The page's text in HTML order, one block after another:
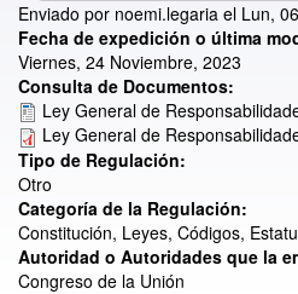
Enviado por noemi.legaria el Lun,
Fecha de expedición o última
Viernes, 24 Noviembre, 2023
Consulta de Documentos:
Ley General de
Ley General de
Tipo de Regulación:
Otro
Categoría de la Regulación:
Constitución, Leyes, Códigos,
Autoridad o Autoridades que la
Congreso de la Unión